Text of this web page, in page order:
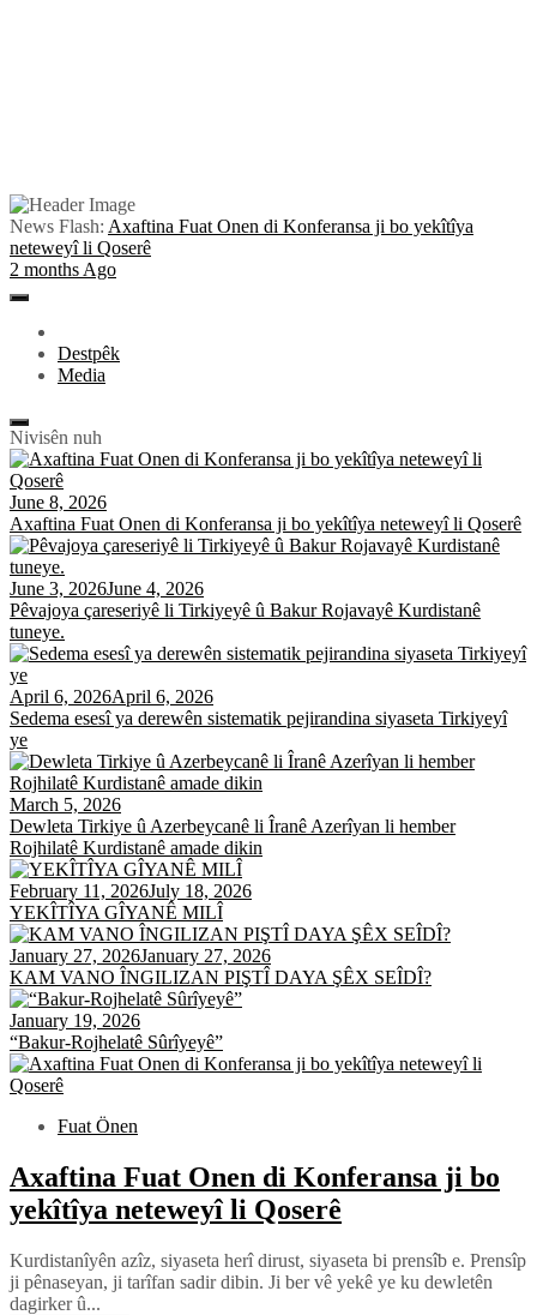
Skip
to
content
Pêlkurd
News Flash: Axaftina Fuat Onen di Konferansa ji bo yekîtîya
neteweyî li Qoserê
2 months Ago
Primary
Destpêk
Media
Nivisên nuh
June 8, 2026
Axaftina Fuat Onen di Konferansa ji bo yekîtîya neteweyî li Qoserê
June 3, 2026June 4, 2026
Pêvajoya çareseriyê li Tirkiyeyê û Bakur Rojavayê Kurdistanê
tuneye.
April 6, 2026April 6, 2026
Sedema esesî ya derewên sistematik pejirandina siyaseta Tirkiyeyî
ye
March 5, 2026
Dewleta Tirkiye û Azerbeycanê li Îranê Azerîyan li hember
Rojhilatê Kurdistanê amade dikin
February 11, 2026July 18, 2026
YEKÎTÎYA GÎYANÊ MILÎ
January 27, 2026January 27, 2026
KAM VANO ÎNGILIZAN PIŞTÎ DAYA ŞÊX SEÎDÎ?
January 19, 2026
“Bakur-Rojhelatê Sûrîyeyê”
Fuat Önen
Axaftina Fuat Onen di Konferansa ji bo
yekîtîya neteweyî li Qoserê
Kurdistanîyên azîz, siyaseta herî dirust, siyaseta bi prensîb e. Prensîp
ji pênaseyan, ji tarîfan sadir dibin. Ji ber vê yekê ye ku dewletên
dagirker û...